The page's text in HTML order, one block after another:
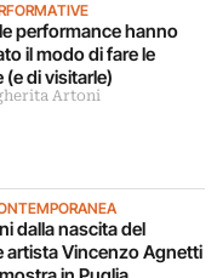
performance hanno
il modo di fare le
(e di visitarle)
Artoni
dalla nascita del
artista Vincenzo Agnetti